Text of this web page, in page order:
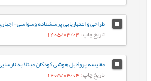
طراحی و اعتباریابی پرسشنامه وسواسی- اجباری
تاریخ چاپ: 1405/03/04
تاریخ چاپ: 1405/03/04